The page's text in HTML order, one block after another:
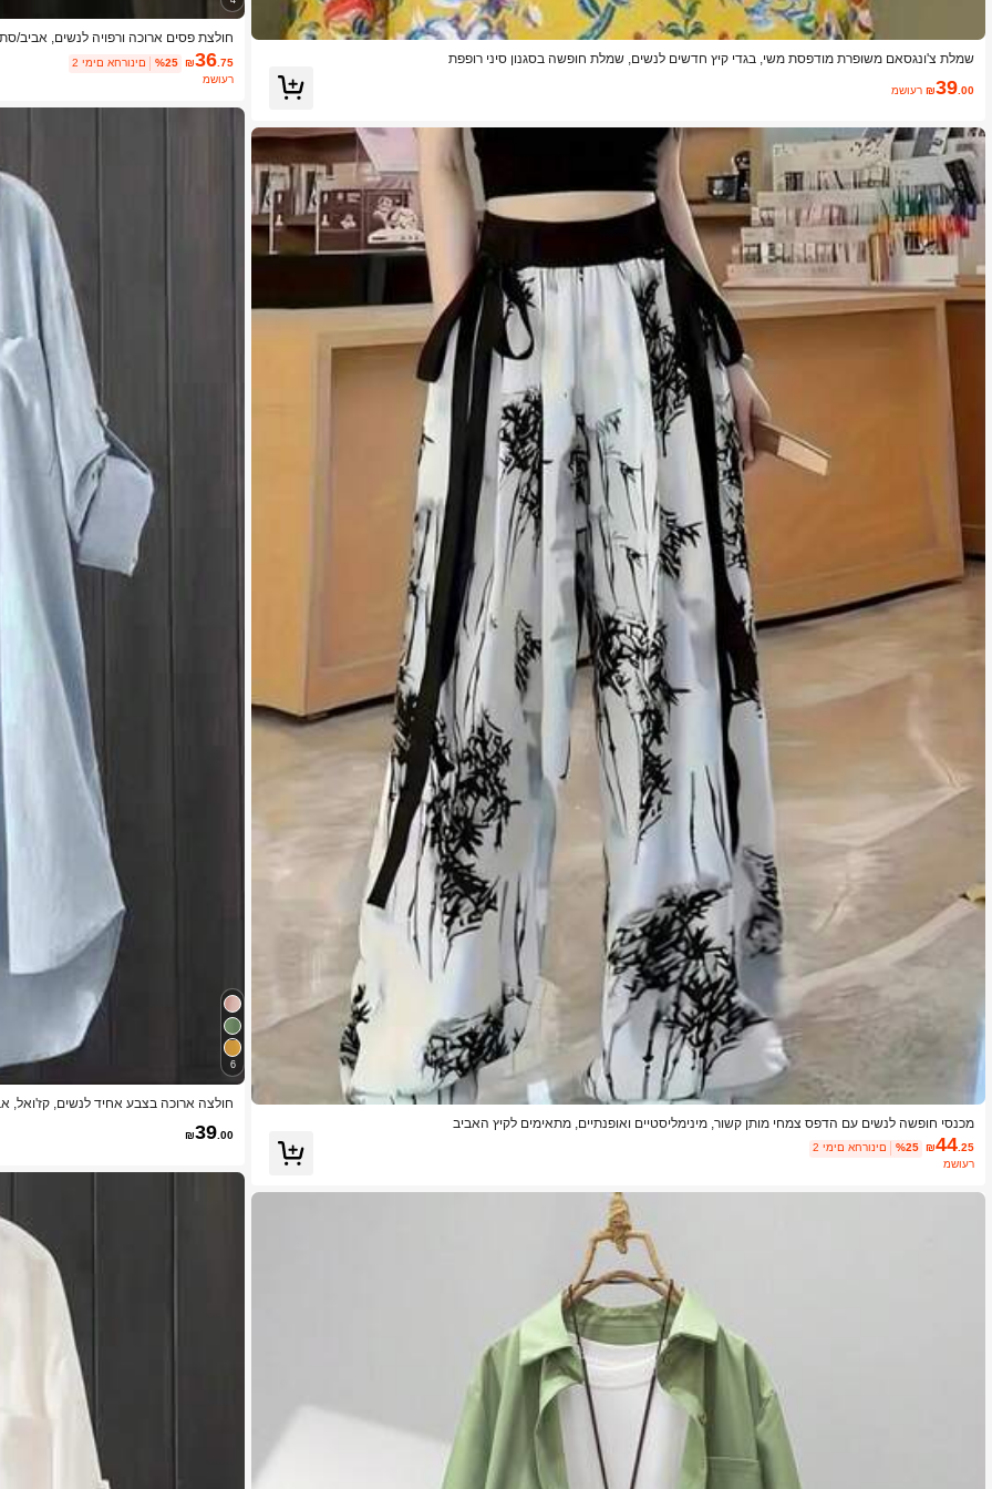
שמלת צ'ונגסאם משופרת מודפסת משי, בגדי קיץ חדשים לנשים, שמלת חופשה בסגנון סיני רופפת
₪39.00 משוער
מכנסי חופשה לנשים עם הדפס צמחי מותן קשור, מינימליסטיים ואופנתיים, מתאימים לקיץ האביב
₪44.25
%25
2 ימים אחרונים
משוער
חולצת פסים ארוכה ורפויה לנשים, אביב/
₪36 .75
%25
2 ימים אחרונים
משוער
6
חולצה ארוכה בצבע אחיד לנשים, קז'ואל,
₪39.00